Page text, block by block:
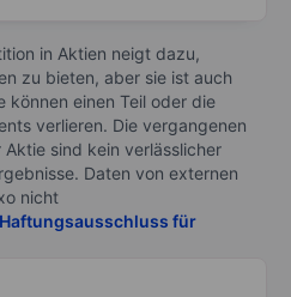
in Aktien neigt dazu,
zu bieten, aber sie ist auch
können einen Teil oder die
verlieren. Die vergangenen
sind kein verlässlicher
Daten von externen
nicht
für